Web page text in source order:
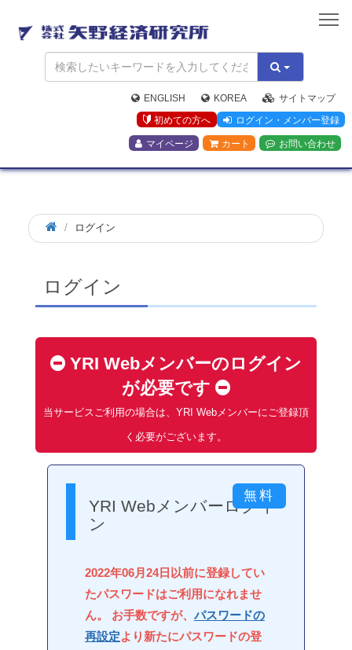
矢
野
経
済
研
究
所
ENGLISH KOREA
サイトマップ
初めての方へ
ログイン・メンバー登録
マイページ カート お問い合わせ
ログイン
ログイン
YRI Webメンバーのログイン
が必要です
当サービスご利用の場合は、YRI Webメンバーにご登録頂
く必要がございます。
YRI Webメンバーログイ
ン
2022年06月24日以前に登録してい
たパスワードはご利用になれませ
ん。 お手数ですが、 パスワードの
再設定より新たにパスワードの登